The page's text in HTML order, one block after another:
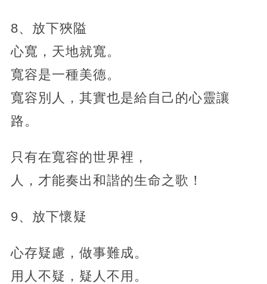
8、放下狹隘
心寬，天地就寬。
寬容是一種美德。
寬容別人，其實也是給自己的心靈讓
路。
只有在寬容的世界裡，
人，才能奏出和諧的生命之歌！
9、放下懷疑
心存疑慮，做事難成。
用人不疑，疑人不用。